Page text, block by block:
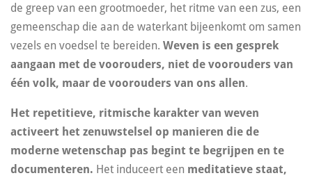
de greep van een grootmoeder, het ritme van een zus, een
gemeenschap die aan de waterkant bijeenkomt om samen
vezels en voedsel te bereiden. Weven is een gesprek
aangaan met de voorouders, niet de voorouders van
één volk, maar de voorouders van ons allen.
Het repetitieve, ritmische karakter van weven
activeert het zenuwstelsel op manieren die de
moderne wetenschap pas begint te begrijpen en te
documenteren. Het induceert een meditatieve staat,